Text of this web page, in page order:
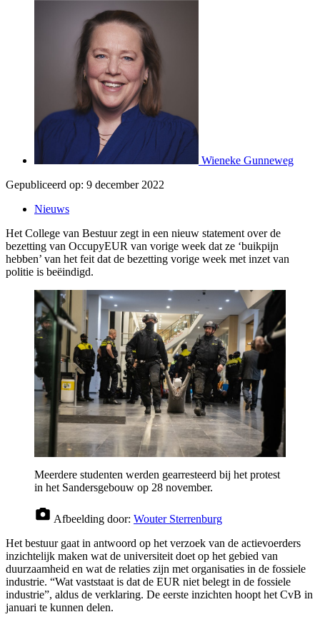
Wieneke Gunneweg
Gepubliceerd op: 9 december 2022
Nieuws
Het College van Bestuur zegt in een nieuw statement over de
bezetting van OccupyEUR van vorige week dat ze ‘buikpijn
hebben’ van het feit dat de bezetting vorige week met inzet van
politie is beëindigd.
Meerdere studenten werden gearresteerd bij het protest
in het Sandersgebouw op 28 november.
Afbeelding door: Wouter Sterrenburg
Het bestuur gaat in antwoord op het verzoek van de actievoerders
inzichtelijk maken wat de universiteit doet op het gebied van
duurzaamheid en wat de relaties zijn met organisaties in de fossiele
industrie. “Wat vaststaat is dat de EUR niet belegt in de fossiele
industrie”, aldus de verklaring. De eerste inzichten hoopt het CvB in
januari te kunnen delen.